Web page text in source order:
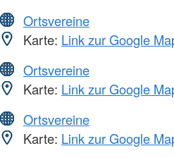
Ortsvereine
Karte: Link zur Google
Ortsvereine
Karte: Link zur Google
Ortsvereine
Karte: Link zur Google